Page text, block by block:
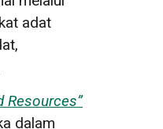
adat
Resources”
dalam